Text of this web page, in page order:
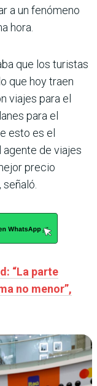
a un fenómeno
hora.
que los turistas
que hoy traen
viajes para el
para el
esto es el
agente de viajes
precio
“La parte
no menor”,